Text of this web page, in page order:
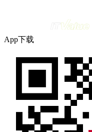
App下载